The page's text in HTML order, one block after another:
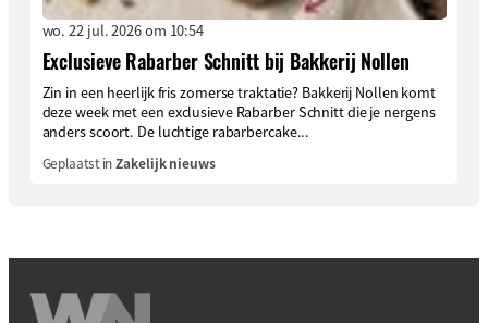
wo. 22 jul. 2026 om 10:54
Exclusieve Rabarber Schnitt bij Bakkerij Nollen
Zin in een heerlijk fris zomerse traktatie? Bakkerij Nollen komt
deze week met een exclusieve Rabarber Schnitt die je nergens
anders scoort. De luchtige rabarbercake...
Geplaatst inZakelijk nieuws